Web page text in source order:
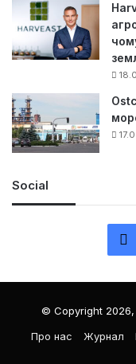
Social
e
© Copyright
Про нас
Журнал